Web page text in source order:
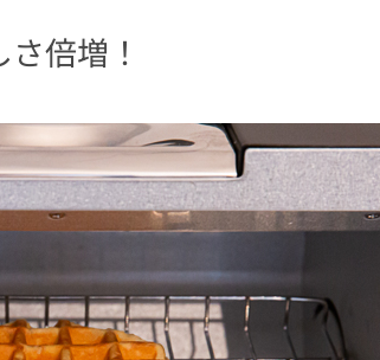
倍増！